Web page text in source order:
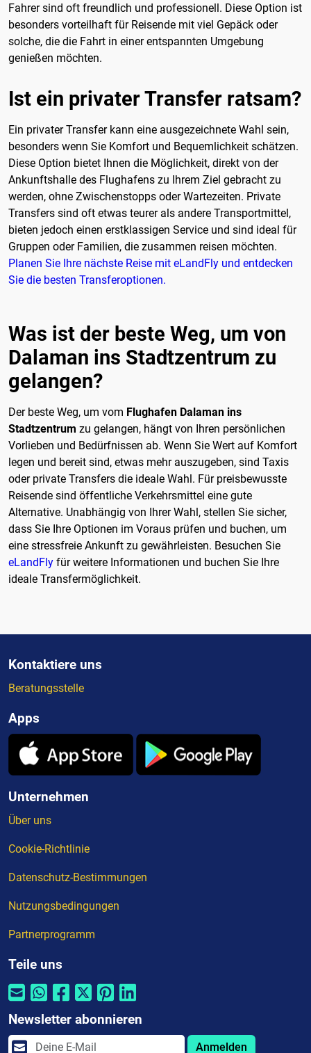
Fahrer sind oft freundlich und professionell. Diese Option ist
besonders vorteilhaft für Reisende mit viel Gepäck oder
solche, die die Fahrt in einer entspannten Umgebung
genießen möchten.
Ist ein privater Transfer ratsam?
Ein privater Transfer kann eine ausgezeichnete Wahl sein,
besonders wenn Sie Komfort und Bequemlichkeit schätzen.
Diese Option bietet Ihnen die Möglichkeit, direkt von der
Ankunftshalle des Flughafens zu Ihrem Ziel gebracht zu
werden, ohne Zwischenstopps oder Wartezeiten. Private
Transfers sind oft etwas teurer als andere Transportmittel,
bieten jedoch einen erstklassigen Service und sind ideal für
Gruppen oder Familien, die zusammen reisen möchten.
Planen Sie Ihre nächste Reise mit eLandFly und entdecken
Sie die besten Transferoptionen.
Was ist der beste Weg, um von
Dalaman ins Stadtzentrum zu
gelangen?
Der beste Weg, um vom Flughafen Dalaman ins
Stadtzentrum zu gelangen, hängt von Ihren persönlichen
Vorlieben und Bedürfnissen ab. Wenn Sie Wert auf Komfort
legen und bereit sind, etwas mehr auszugeben, sind Taxis
oder private Transfers die ideale Wahl. Für preisbewusste
Reisende sind öffentliche Verkehrsmittel eine gute
Alternative. Unabhängig von Ihrer Wahl, stellen Sie sicher,
dass Sie Ihre Optionen im Voraus prüfen und buchen, um
eine stressfreie Ankunft zu gewährleisten. Besuchen Sie
eLandFly für weitere Informationen und buchen Sie Ihre
ideale Transfermöglichkeit.
Kontaktiere uns
Beratungsstelle
Apps
Unternehmen
Über uns
Cookie-Richtlinie
Datenschutz-Bestimmungen
Nutzungsbedingungen
Partnerprogramm
Teile uns
Newsletter abonnieren
Anmelden